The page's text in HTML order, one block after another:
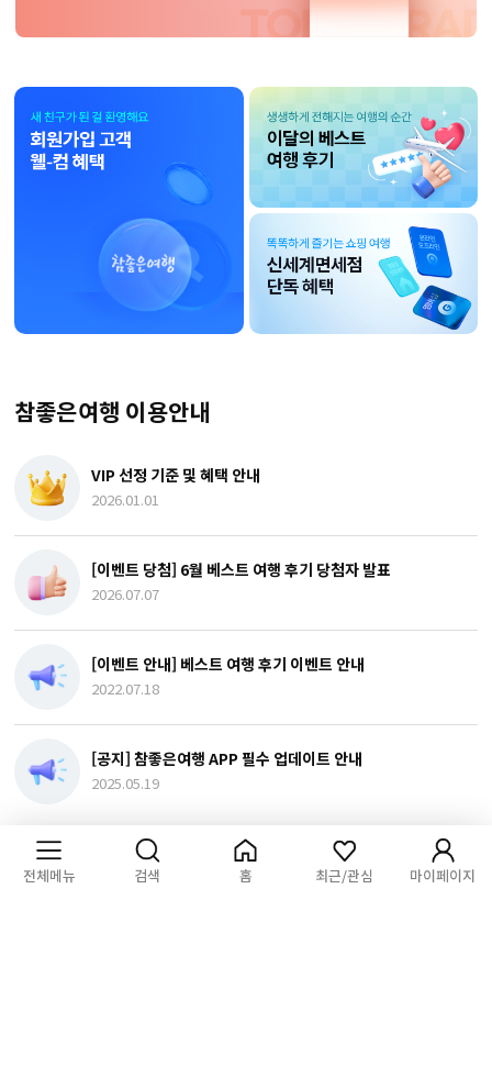
참좋은여행 이용안내
VIP 선정 기준 및 혜택 안내
2026.01.01
[이벤트 당첨] 6월 베스트 여행 후기 당첨자 발표
2026.07.07
[이벤트 안내] 베스트 여행 후기 이벤트 안내
2022.07.18
[공지] 참좋은여행 APP 필수 업데이트 안내
2025.05.19
전체메뉴 검색 홈 최근/관심 마이페이지